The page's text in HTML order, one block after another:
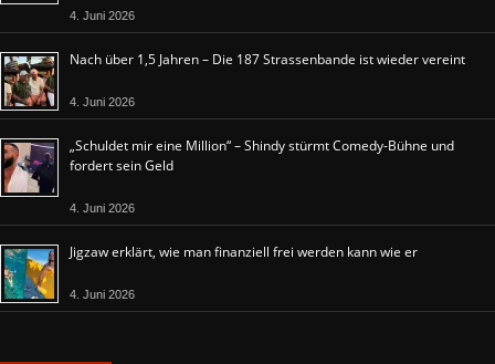
4. Juni 2026
Nach über 1,5 Jahren – Die 187 Strassenbande ist wieder vereint
4. Juni 2026
„Schuldet mir eine Million“ – Shindy stürmt Comedy-Bühne und
fordert sein Geld
4. Juni 2026
Jigzaw erklärt, wie man finanziell frei werden kann wie er
4. Juni 2026